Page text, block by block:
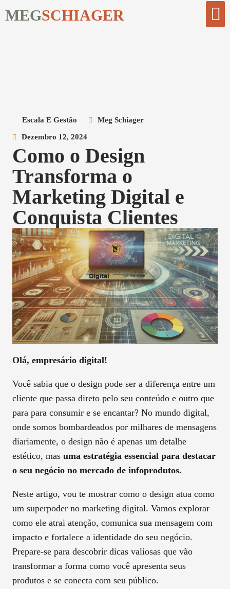
MEGSCHIAGER
Escala E Gestão Meg Schiager
Dezembro 12, 2024
Como o Design
Transforma o
Marketing Digital e
Conquista Clientes
Olá, empresário digital!
Você sabia que o design pode ser a diferença entre um
cliente que passa direto pelo seu conteúdo e outro que
para para consumir e se encantar? No mundo digital,
onde somos bombardeados por milhares de mensagens
diariamente, o design não é apenas um detalhe
estético, mas uma estratégia essencial para destacar
o seu negócio no mercado de infoprodutos.
Neste artigo, vou te mostrar como o design atua como
um superpoder no marketing digital. Vamos explorar
como ele atrai atenção, comunica sua mensagem com
impacto e fortalece a identidade do seu negócio.
Prepare-se para descobrir dicas valiosas que vão
transformar a forma como você apresenta seus
produtos e se conecta com seu público.